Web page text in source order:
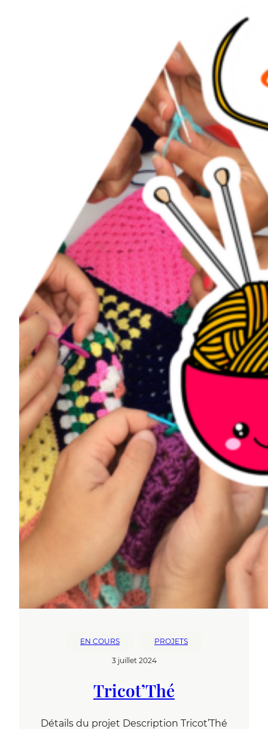
EN COURS PROJETS
3 juillet 2024
Tricot’Thé
Détails du projet Description Tricot’Thé